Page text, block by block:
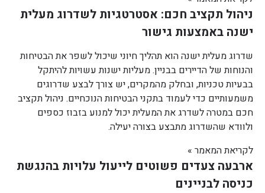
ניהול תקציב חכם: אסטרטגיות לשדרוג מעלית
ישנה באמצעות גישור
שדרוג מעלית ישנה הוא תהליך חיוני שיכול לשפר את הבטיחות
והנוחות של הדיירים בבניין. מעליות ישנות עשויות להיתקל
בבעיות טכניות, ובחלק מהמקרים, יש צורך לבצע שדרוגים
משמעותיים כדי לעמוד בתקני הבטיחות הנוכחיים. ניהול תקציב
חכם במטרה לשדרג את המעלית יכול למנוע בזבוז כספים
ולוודא שהשדרוג מתבצע בצורה יעילה.
לקריאת המאמר »
ארבעה צעדים פשוטים לייעול עלויות בהנגשת
כניסה לבניינים